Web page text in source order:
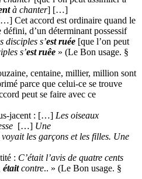
à chanter] […]
Cet accord est ordinaire quand le
d’un déterminant possessif
disciples s’est ruée [que l’on peut
s’est ruêe » (Le Bon usage. §
centaine, millier, million sont
parce que celui-ce se trouve
peut se faire avec ce
jacent : […] Les oiseaux
[…] Une
les garçons et les filles. Une
: C’était l’avis de quatre cents
étaitcontre.. » (Le Bon usage. §